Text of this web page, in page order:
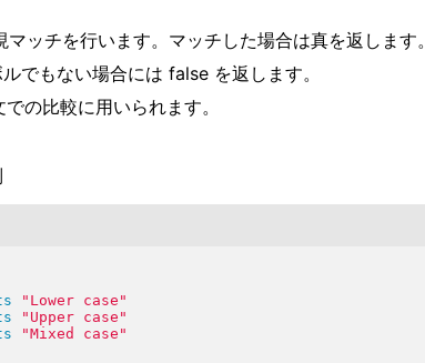
ッチを行います。マッチした場合は真を返します。
でもない場合には false を返します。
の比較に用いられます。
" Lower case "
" Upper case "
"Mixed case "